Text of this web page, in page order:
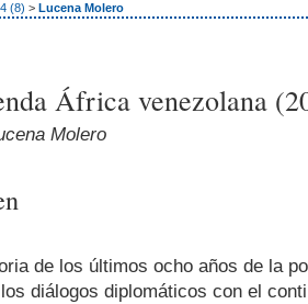
(8) > Lucena Molero
África venezolana
Molero
de los últimos ocho años de la
diálogos diplomáticos con el